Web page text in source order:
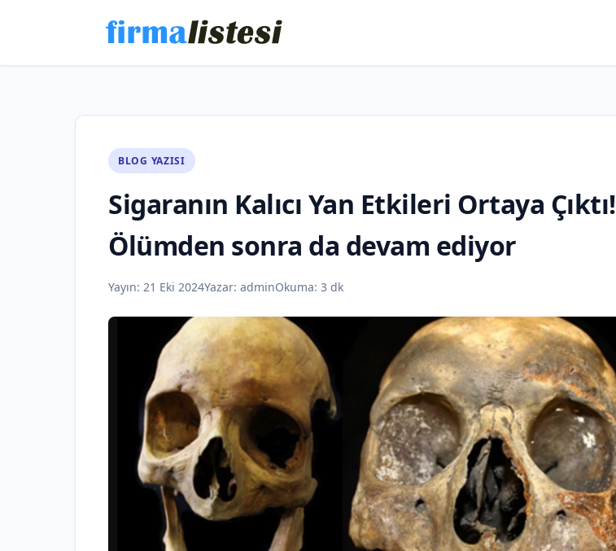
BLOG YAZISI
Sigaranın Kalıcı Yan Etkileri Ortaya Çıktı!
Ölümden sonra da devam ediyor
Yayın: 21 Eki 2024Yazar: adminOkuma: 3 dk